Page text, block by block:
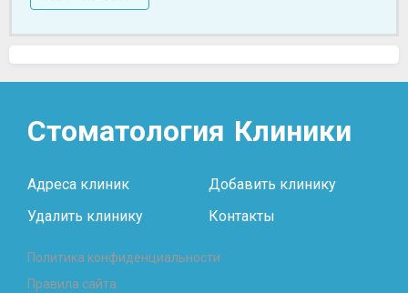
Стоматология Клиники
Адреса клиник
Добавить клинику
Удалить клинику
Контакты
Политика конфиденциальности
Правила сайта